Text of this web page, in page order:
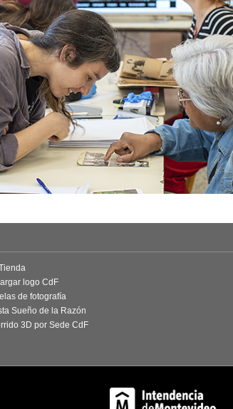
logo CdF
de fotografía
Sueño de la Razón
3D por Sede CdF